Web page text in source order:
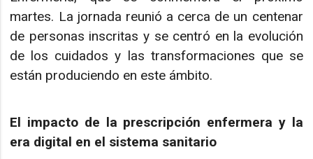
martes. La jornada reunió a cerca de un centenar
de personas inscritas y se centró en la evolución
de los cuidados y las transformaciones que se
están produciendo en este ámbito.
El impacto de la prescripción enfermera y la
era digital en el sistema sanitario